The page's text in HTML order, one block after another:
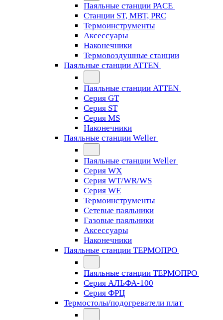
Паяльные станции PACE
Станции ST, MBT, PRC
Термоинструменты
Аксессуары
Наконечники
Термовоздушные станции
Паяльные станции ATTEN
Паяльные станции ATTEN
Серия GT
Серия ST
Серия MS
Наконечники
Паяльные станции Weller
Паяльные станции Weller
Серия WX
Серия WT/WR/WS
Серия WE
Термоинструменты
Сетевые паяльники
Газовые паяльники
Аксессуары
Наконечники
Паяльные станции ТЕРМОПРО
Паяльные станции ТЕРМОПРО
Серия АЛЬФА-100
Серия ФРЦ
Термостолы/подогреватели плат